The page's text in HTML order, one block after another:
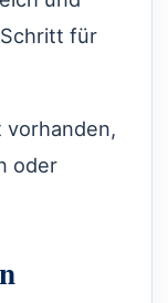
für
vorhanden,
oder